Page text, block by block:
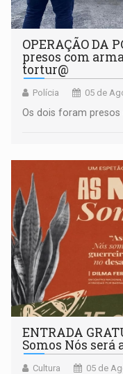
OPERAÇÃO DA
presos com
tortur@
Polícia 05 de
Os dois foram
ENTRADA
Somos Nós
Cultura 05 de